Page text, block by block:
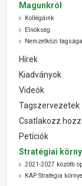
Magunkról
Kollégáink
Elnökség
Nemzetközi
Hírek
Kiadványok
Videók
Tagszervezetek
Csatlakozz
Petíciók
Stratégiai
2021-2027 közötti
KAP Stratégia